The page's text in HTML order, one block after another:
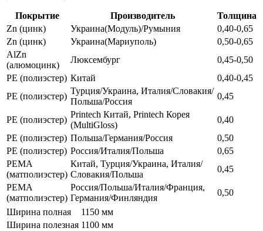
Покрытие Производитель
Толщина
Zn (цинк)
Украина(Модуль)/Румыния
0,40-0,65
Zn (цинк)
Украина(Мариуполь)
0,50-0,65
AlZn
(алюмоцинк)
Люксембург
0,45-0,50
РЕ (полиэстер) Китай
0,40-0,45
РЕ (полиэстер)
Турция/Украина, Италия/Словакия/
Польша/Россия
0,45
РЕ (полиэстер)
Printech Китай, Printech Корея
(MultiGloss)
0,40
РЕ (полиэстер) Польша/Германия/Россия
0,50
РЕ (полиэстер) Россия/Италия/Польша
0,65
РЕМА
(матполиэстер)
Китай, Турция/Украина, Италия/
Словакия/Польша
0,45
РЕМА
(матполиэстер)
Россия/Польша/Италия/Франция,
Германия/Финляндия
0,50
Ширина полная
1150 мм
Ширина полезная 1100 мм